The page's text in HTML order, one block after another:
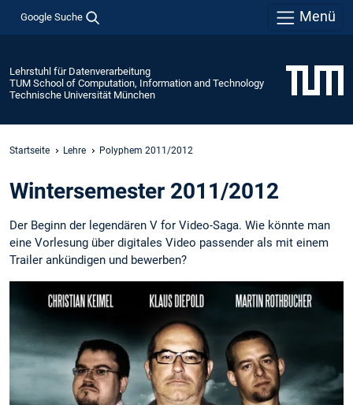
Google Suche Menü
Lehrstuhl für Datenverarbeitung
TUM School of Computation, Information and Technology
Technische Universität München
Startseite Lehre Polyphem 2011/2012
Wintersemester 2011/2012
Der Beginn der legendären V for Video-Saga. Wie könnte man
eine Vorlesung über digitales Video passender als mit einem
Trailer ankündigen und bewerben?